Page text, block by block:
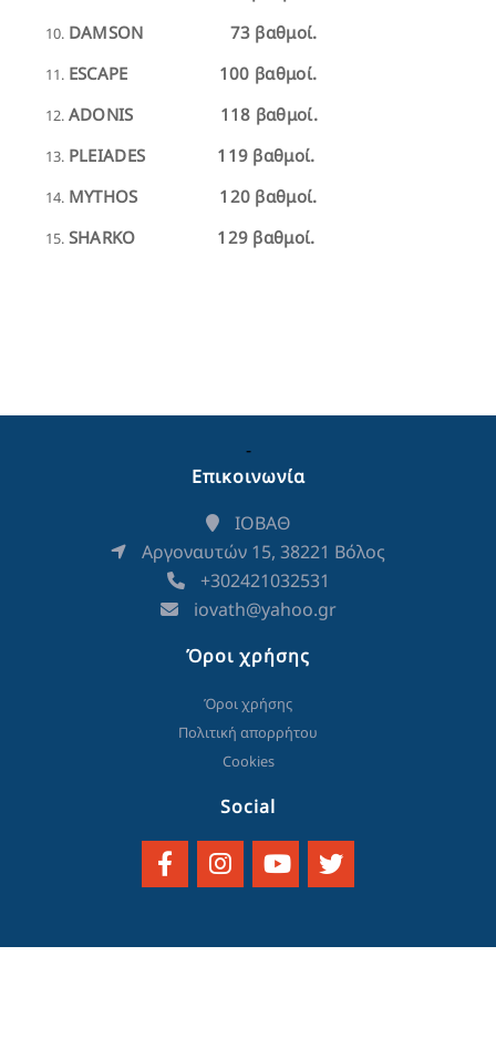
DAMSON 73 βαθμοί.
ESCAPE 100 βαθμοί.
ADONIS 118 βαθμοί.
PLEIADES 119 βαθμοί.
MYTHOS 120 βαθμοί.
SHARKO 129 βαθμοί.
-
Επικοινωνία
ΙΟΒΑΘ
Αργοναυτών 15, 38221 Βόλος
+302421032531
iovath@yahoo.gr
Όροι χρήσης
Όροι χρήσης
Πολιτική απορρήτου
Cookies
Social